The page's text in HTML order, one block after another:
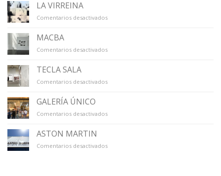
LA VIRREINA
Comentarios desactivadosen
MACBA
Comentarios desactivadosen
TECLA SALA
Comentarios desactivadosen
GALERÍA ÚNICO
Comentarios desactivadosen
ASTON MARTIN
Comentarios desactivadosen